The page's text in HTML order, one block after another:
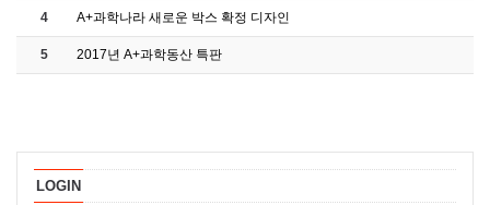
4 A+과학나라 새로운 박스 확정 디자인
5 2017년 A+과학동산 특판
LOGIN